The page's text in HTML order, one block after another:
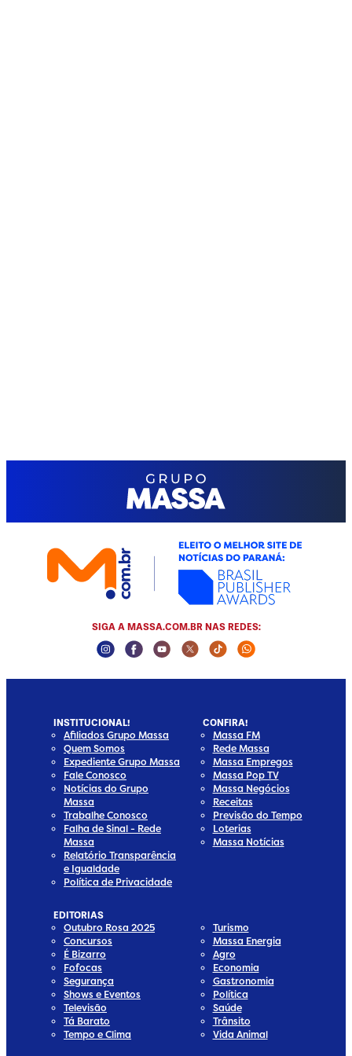
SIGA A MASSA.COM.BR NAS REDES:
Instagram Social Media
Facebook Social Media
Youtube Social Media
Twitter Social Media
Tiktok Social Media
Whatsapp
INSTITUCIONAL!
Afiliados Grupo Massa
Quem Somos
Expediente Grupo Massa
Fale Conosco
Notícias do Grupo
Massa
Trabalhe Conosco
Falha de Sinal - Rede
Massa
Relatório Transparência
e Igualdade
Política de Privacidade
CONFIRA!
Massa FM
Rede Massa
Massa Empregos
Massa Pop TV
Massa Negócios
Receitas
Previsão do Tempo
Loterias
Massa Notícias
EDITORIAS
Outubro Rosa 2025
Concursos
É Bizarro
Fofocas
Segurança
Shows e Eventos
Televisão
Tá Barato
Tempo e Clima
Turismo
Massa Energia
Agro
Economia
Gastronomia
Política
Saúde
Trânsito
Vida Animal